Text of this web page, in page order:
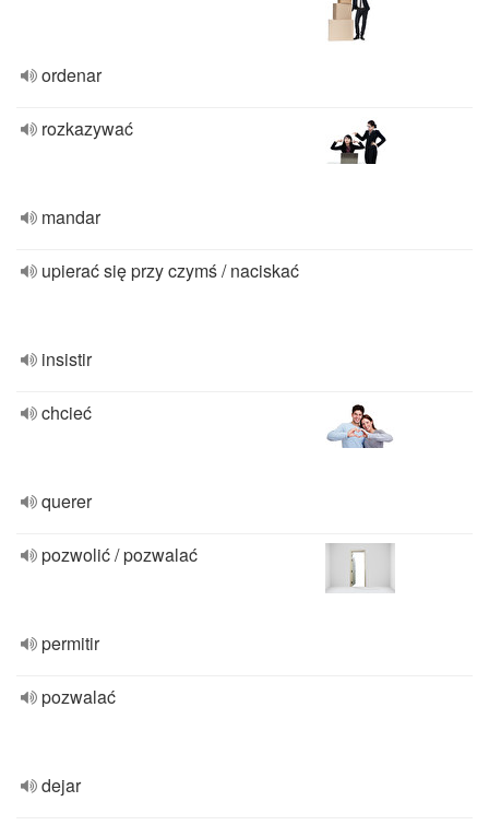
ordenar
rozkazywać
mandar
upierać się przy czymś / naciskać
insistir
chcieć
querer
pozwolić / pozwalać
permitir
pozwalać
dejar